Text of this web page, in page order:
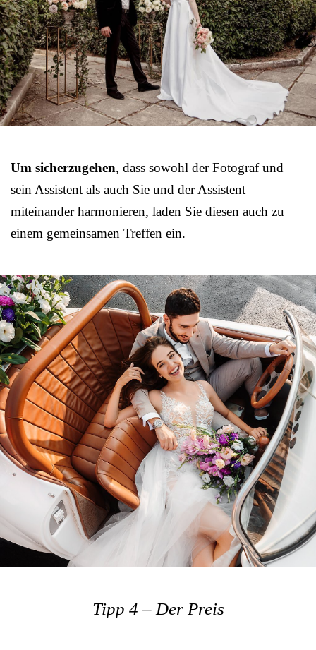
Um sicherzugehen, dass sowohl der Fotograf und
sein Assistent als auch Sie und der Assistent
miteinander harmonieren, laden Sie diesen auch zu
einem gemeinsamen Treffen ein.
Tipp 4 – Der Preis